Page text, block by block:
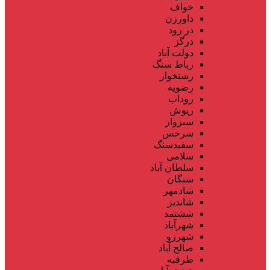
خواف
داورزن
در رود
درگز
دولت آباد
رباط سنگ
رشتخوار
رضویه
روداب
ریوش
سبزوار
سرخس
سفیدسنگ
سلامی
سلطان آباد
سنگان
شادمهر
شاندیز
ششتمد
شهرآباد
شهرزو
صالح آباد
طرقبه